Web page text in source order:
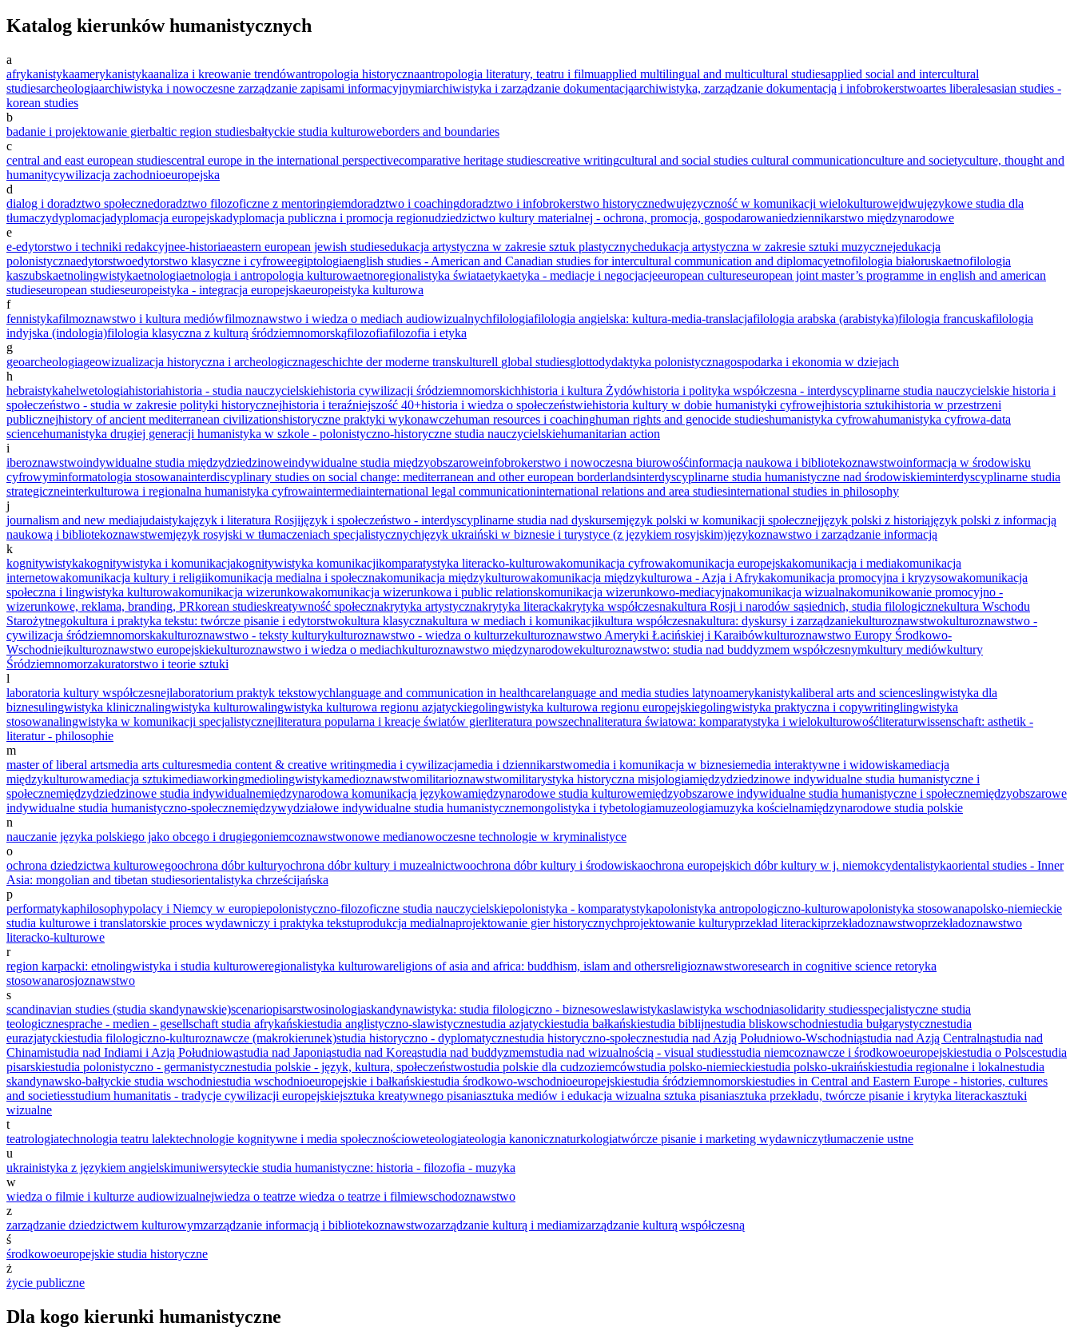
Katalog kierunków humanistycznych
a
afrykanistykaamerykanistykaanaliza i kreowanie trendówantropologia historycznaantropologia literatury, teatru i filmuapplied multilingual and multicultural studiesapplied social and intercultural
studiesarcheologiaarchiwistyka i nowoczesne zarządzanie zapisami informacyjnymiarchiwistyka i zarządzanie dokumentacjąarchiwistyka, zarządzanie dokumentacją i infobrokerstwoartes liberalesasian studies -
korean studies
b
badanie i projektowanie gierbaltic region studiesbałtyckie studia kulturoweborders and boundaries
c
central and east european studiescentral europe in the international perspectivecomparative heritage studiescreative writingcultural and social studies cultural communicationculture and societyculture, thought and
humanitycywilizacja zachodnioeuropejska
d
dialog i doradztwo społecznedoradztwo filozoficzne z mentoringiemdoradztwo i coachingdoradztwo i infobrokerstwo historycznedwujęzyczność w komunikacji wielokulturowejdwujęzykowe studia dla
tłumaczydyplomacjadyplomacja europejskadyplomacja publiczna i promocja regionudziedzictwo kultury materialnej - ochrona, promocja, gospodarowaniedziennikarstwo międzynarodowe
e
e-edytorstwo i techniki redakcyjnee-historiaeastern european jewish studiesedukacja artystyczna w zakresie sztuk plastycznychedukacja artystyczna w zakresie sztuki muzycznejedukacja
polonistycznaedytorstwoedytorstwo klasyczne i cyfroweegiptologiaenglish studies - American and Canadian studies for intercultural communication and diplomacyetnofilologia białoruskaetnofilologia
kaszubskaetnolingwistykaetnologiaetnologia i antropologia kulturowaetnoregionalistyka świataetykaetyka - mediacje i negocjacjeeuropean cultureseuropean joint master’s programme in english and american
studieseuropean studieseuropeistyka - integracja europejskaeuropeistyka kulturowa
f
fennistykafilmoznawstwo i kultura mediówfilmoznawstwo i wiedza o mediach audiowizualnychfilologiafilologia angielska: kultura-media-translacjafilologia arabska (arabistyka)filologia francuskafilologia
indyjska (indologia)filologia klasyczna z kulturą śródziemnomorskąfilozofiafilozofia i etyka
g
geoarcheologiageowizualizacja historyczna i archeologicznageschichte der moderne transkulturell global studiesglottodydaktyka polonistycznagospodarka i ekonomia w dziejach
h
hebraistykahelwetologiahistoriahistoria - studia nauczycielskiehistoria cywilizacji śródziemnomorskichhistoria i kultura Żydówhistoria i polityka współczesna - interdyscyplinarne studia nauczycielskie historia i
społeczeństwo - studia w zakresie polityki historycznejhistoria i teraźniejszość 40+historia i wiedza o społeczeństwiehistoria kultury w dobie humanistyki cyfrowejhistoria sztukihistoria w przestrzeni
publicznejhistory of ancient mediterranean civilizationshistoryczne praktyki wykonawczehuman resources i coachinghuman rights and genocide studieshumanistyka cyfrowahumanistyka cyfrowa-data
sciencehumanistyka drugiej generacji humanistyka w szkole - polonistyczno-historyczne studia nauczycielskiehumanitarian action
i
iberoznawstwoindywidualne studia międzydziedzinoweindywidualne studia międzyobszaroweinfobrokerstwo i nowoczesna biurowośćinformacja naukowa i bibliotekoznawstwoinformacja w środowisku
cyfrowyminformatologia stosowanainterdiscyplinary studies on social change: mediterranean and other european borderlandsinterdyscyplinarne studia humanistyczne nad środowiskieminterdyscyplinarne studia
strategiczneinterkulturowa i regionalna humanistyka cyfrowaintermediainternational legal communicationinternational relations and area studiesinternational studies in philosophy
j
journalism and new mediajudaistykajęzyk i literatura Rosjijęzyk i społeczeństwo - interdyscyplinarne studia nad dyskursemjęzyk polski w komunikacji społecznejjęzyk polski z historiąjęzyk polski z informacją
naukową i bibliotekoznawstwemjęzyk rosyjski w tłumaczeniach specjalistycznychjęzyk ukraiński w biznesie i turystyce (z językiem rosyjskim)językoznawstwo i zarządzanie informacją
k
kognitywistykakognitywistyka i komunikacjakognitywistyka komunikacjikomparatystyka literacko-kulturowakomunikacja cyfrowakomunikacja europejskakomunikacja i mediakomunikacja
internetowakomunikacja kultury i religiikomunikacja medialna i społecznakomunikacja międzykulturowakomunikacja międzykulturowa - Azja i Afrykakomunikacja promocyjna i kryzysowakomunikacja
społeczna i lingwistyka kulturowakomunikacja wizerunkowakomunikacja wizerunkowa i public relationskomunikacja wizerunkowo-mediacyjnakomunikacja wizualnakomunikowanie promocyjno -
wizerunkowe, reklama, branding, PRkorean studieskreatywność społecznakrytyka artystycznakrytyka literackakrytyka współczesnakultura Rosji i narodów sąsiednich, studia filologicznekultura Wschodu
Starożytnegokultura i praktyka tekstu: twórcze pisanie i edytorstwokultura klasycznakultura w mediach i komunikacjikultura współczesnakultura: dyskursy i zarządzaniekulturoznawstwokulturoznawstwo -
cywilizacja śródziemnomorskakulturoznawstwo - teksty kulturykulturoznawstwo - wiedza o kulturzekulturoznawstwo Ameryki Łacińskiej i Karaibówkulturoznawstwo Europy Środkowo-
Wschodniejkulturoznawstwo europejskiekulturoznawstwo i wiedza o mediachkulturoznawstwo międzynarodowekulturoznawstwo: studia nad buddyzmem współczesnymkultury mediówkultury
Śródziemnomorzakuratorstwo i teorie sztuki
l
laboratoria kultury współczesnejlaboratorium praktyk tekstowychlanguage and communication in healthcarelanguage and media studies latynoamerykanistykaliberal arts and scienceslingwistyka dla
biznesulingwistyka klinicznalingwistyka kulturowalingwistyka kulturowa regionu azjatyckiegolingwistyka kulturowa regionu europejskiegolingwistyka praktyczna i copywritinglingwistyka
stosowanalingwistyka w komunikacji specjalistycznejliteratura popularna i kreacje światów gierliteratura powszechnaliteratura światowa: komparatystyka i wielokulturowośćliteraturwissenschaft: asthetik -
literatur - philosophie
m
master of liberal artsmedia arts culturesmedia content & creative writingmedia i cywilizacjamedia i dziennikarstwomedia i komunikacja w biznesiemedia interaktywne i widowiskamediacja
międzykulturowamediacja sztukimediaworkingmediolingwistykamedioznawstwomilitarioznawstwomilitarystyka historyczna misjologiamiędzydziedzinowe indywidualne studia humanistyczne i
społecznemiędzydziedzinowe studia indywidualnemiędzynarodowa komunikacja językowamiędzynarodowe studia kulturowemiędzyobszarowe indywidualne studia humanistyczne i społecznemiędzyobszarowe
indywidualne studia humanistyczno-społecznemiędzywydziałowe indywidualne studia humanistycznemongolistyka i tybetologiamuzeologiamuzyka kościelnam​iędzynarodowe studia polskie
n
nauczanie języka polskiego jako obcego i drugiegoniemcoznawstwonowe medianowoczesne technologie w kryminalistyce
o
ochrona dziedzictwa kulturowegoochrona dóbr kulturyochrona dóbr kultury i muzealnictwoochrona dóbr kultury i środowiskaochrona europejskich dóbr kultury w j. niemokcydentalistykaoriental studies - Inner
Asia: mongolian and tibetan studiesorientalistyka chrześcijańska
p
performatykaphilosophypolacy i Niemcy w europiepolonistyczno-filozoficzne studia nauczycielskiepolonistyka - komparatystykapolonistyka antropologiczno-kulturowapolonistyka stosowanapolsko-niemieckie
studia kulturowe i translatorskie proces wydawniczy i praktyka tekstuprodukcja medialnaprojektowanie gier historycznychprojektowanie kulturyprzekład literackiprzekładoznawstwoprzekładoznawstwo
literacko‐kulturowe
r
region karpacki: etnolingwistyka i studia kulturoweregionalistyka kulturowareligions of asia and africa: buddhism, islam and othersreligioznawstworesearch in cognitive science retoryka
stosowanarosjoznawstwo
s
scandinavian studies (studia skandynawskie)scenariopisarstwosinologiaskandynawistyka: studia filologiczno - biznesoweslawistykaslawistyka wschodniasolidarity studiesspecjalistyczne studia
teologicznesprache - medien - gesellschaft studia afrykańskiestudia anglistyczno-slawistycznestudia azjatyckiestudia bałkańskiestudia biblijnestudia bliskowschodniestudia bułgarystycznestudia
eurazjatyckiestudia filologiczno-kulturoznawcze (makrokierunek)studia historyczno - dyplomatycznestudia historyczno-społecznestudia nad Azją Południowo-Wschodniąstudia nad Azją Centralnąstudia nad
Chinamistudia nad Indiami i Azją Południowąstudia nad Japoniąstudia nad Koreąstudia nad buddyzmemstudia nad wizualnością - visual studiesstudia niemcoznawcze i środkowoeuropejskiestudia o Polscestudia
pisarskiestudia polonistyczno - germanistycznestudia polskie - język, kultura, społeczeństwostudia polskie dla cudzoziemcówstudia polsko-niemieckiestudia polsko‐ukraińskiestudia regionalne i lokalnestudia
skandynawsko-bałtyckie studia wschodniestudia wschodnioeuropejskie i bałkańskiestudia środkowo-wschodnioeuropejskiestudia śródziemnomorskiestudies in Central and Eastern Europe - histories, cultures
and societiesstudium humanitatis - tradycje cywilizacji europejskiejsztuka kreatywnego pisaniasztuka mediów i edukacja wizualna sztuka pisaniasztuka przekładu, twórcze pisanie i krytyka literackasztuki
wizualne
t
teatrologiatechnologia teatru lalektechnologie kognitywne i media społecznościoweteologiateologia kanonicznaturkologiatwórcze pisanie i marketing wydawniczytłumaczenie ustne
u
ukrainistyka z językiem angielskimuniwersyteckie studia humanistyczne: historia - filozofia - muzyka
w
wiedza o filmie i kulturze audiowizualnejwiedza o teatrze wiedza o teatrze i filmiewschodoznawstwo
z
zarządzanie dziedzictwem kulturowymzarządzanie informacją i bibliotekoznawstwozarządzanie kulturą i mediamizarządzanie kulturą współczesną
ś
środkowoeuropejskie studia historyczne
ż
życie publiczne
Dla kogo kierunki humanistyczne